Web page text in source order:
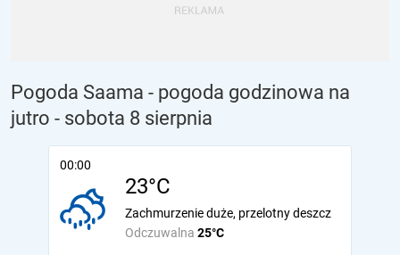
Pogoda Saama - pogoda godzinowa na
jutro - sobota 8 sierpnia
00:00
23°C
Odczuwalna 25°C
Zachmurzenie duże, przelotny deszcz